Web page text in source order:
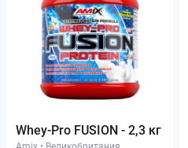
Whey-Pro FUSION - 2,3 кг
Amix • Великобритания